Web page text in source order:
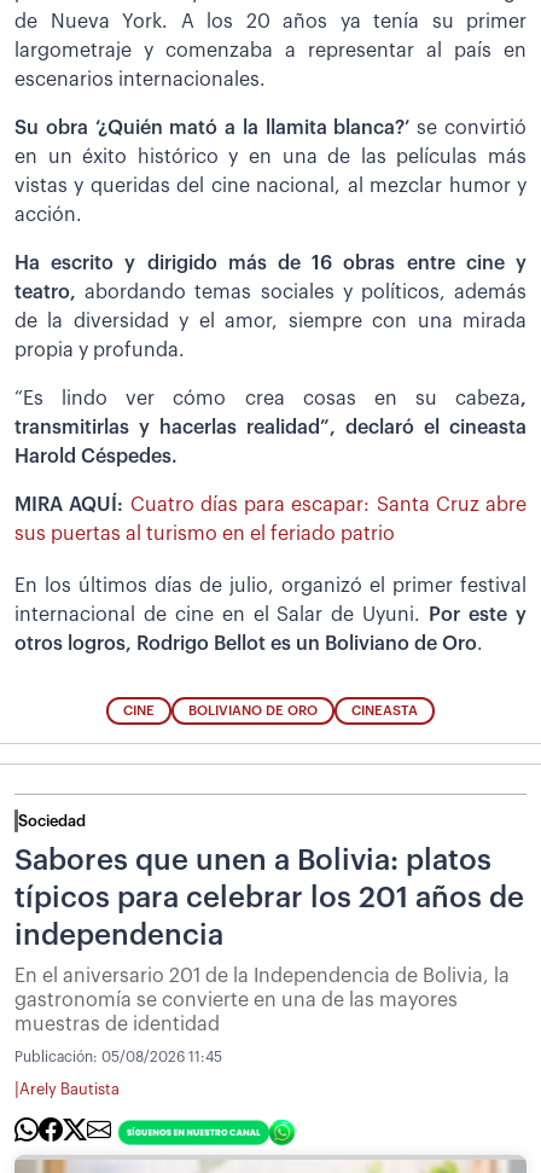
de Nueva York. A los 20 años ya tenía su primer
largometraje y comenzaba a representar al país en
escenarios internacionales.
Su obra ‘¿Quién mató a la llamita blanca?’se convirtió
en un éxito histórico y en una de las películas más
vistas y queridas del cine nacional, al mezclar humor y
acción.
Ha escrito y dirigido más de 16 obras entre cine y
teatro, abordando temas sociales y políticos, además
de la diversidad y el amor, siempre con una mirada
propia y profunda.
“Es lindo ver cómo crea cosas en su cabeza,
transmitirlas y hacerlas realidad”, declaró el cineasta
Harold Céspedes.
MIRA AQUÍ: Cuatro días para escapar: Santa Cruz abre
sus puertas al turismo en el feriado patrio
En los últimos días de julio, organizó el primer festival
internacional de cine en el Salar de Uyuni.
Por este y
otros logros, Rodrigo Bellot es un Boliviano de Oro.
CINE BOLIVIANO DE ORO CINEASTA
Sociedad
Sabores que unen a Bolivia: platos
típicos para celebrar los 201 años de
independencia
En el aniversario 201 de la Independencia de Bolivia, la
gastronomía se convierte en una de las mayores
muestras de identidad
Publicación: 05/08/2026 11:45
Arely Bautista